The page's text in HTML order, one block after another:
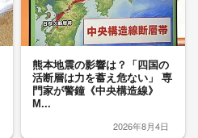
熊本地震の影響は？「四国の
活断層は力を蓄え危ない」 専
門家が警鐘《中央構造線》
M...
2026年8月4日